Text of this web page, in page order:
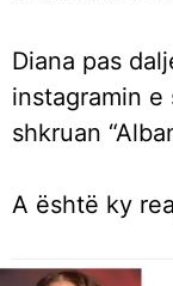
Diana pas
instagramin
shkruan
A është ky